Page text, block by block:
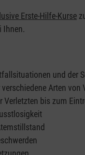
Erste-Hilfe-Kurse
Ihnen.
und der
Arten von
Verletzten bis zum